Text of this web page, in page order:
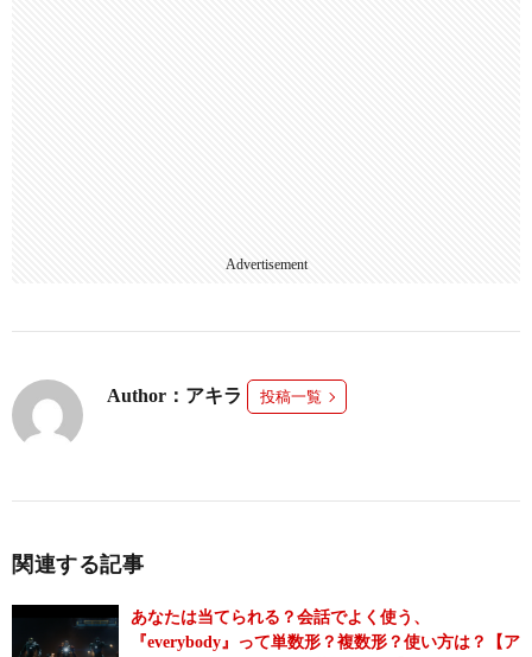
Advertisement
Author：アキラ 投稿一覧
関連する記事
あなたは当てられる？会話でよく使う、
『everybody』って単数形？複数形？使い方は？【ア